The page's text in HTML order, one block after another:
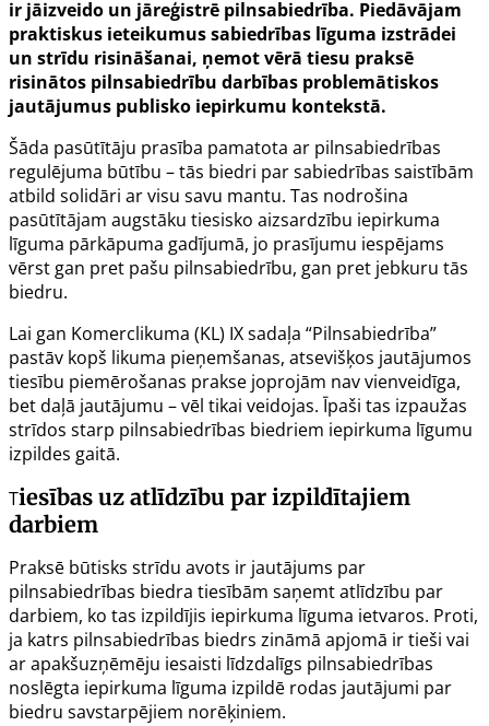
ir jāizveido un jāreģistrē pilnsabiedrība. Piedāvājam
praktiskus ieteikumus sabiedrības līguma izstrādei
un strīdu risināšanai, ņemot vērā tiesu praksē
risinātos pilnsabiedrību darbības problemātiskos
jautājumus publisko iepirkumu kontekstā.
Šāda pasūtītāju prasība pamatota ar pilnsabiedrības
regulējuma būtību – tās biedri par sabiedrības saistībām
atbild solidāri ar visu savu mantu. Tas nodrošina
pasūtītājam augstāku tiesisko aizsardzību iepirkuma
līguma pārkāpuma gadījumā, jo prasījumu iespējams
vērst gan pret pašu pilnsabiedrību, gan pret jebkuru tās
biedru.
Lai gan Komerclikuma (KL) IX sadaļa “Pilnsabiedrība”
pastāv kopš likuma pieņemšanas, atsevišķos jautājumos
tiesību piemērošanas prakse joprojām nav vienveidīga,
bet daļā jautājumu – vēl tikai veidojas. Īpaši tas izpaužas
strīdos starp pilnsabiedrības biedriem iepirkuma līgumu
izpildes gaitā.
Tiesības uz atlīdzību par izpildītajiem
darbiem
Praksē būtisks strīdu avots ir jautājums par
pilnsabiedrības biedra tiesībām saņemt atlīdzību par
darbiem, ko tas izpildījis iepirkuma līguma ietvaros. Proti,
ja katrs pilnsabiedrības biedrs zināmā apjomā ir tieši vai
ar apakšuzņēmēju iesaisti līdzdalīgs pilnsabiedrības
noslēgta iepirkuma līguma izpildē rodas jautājumi par
biedru savstarpējiem norēķiniem.